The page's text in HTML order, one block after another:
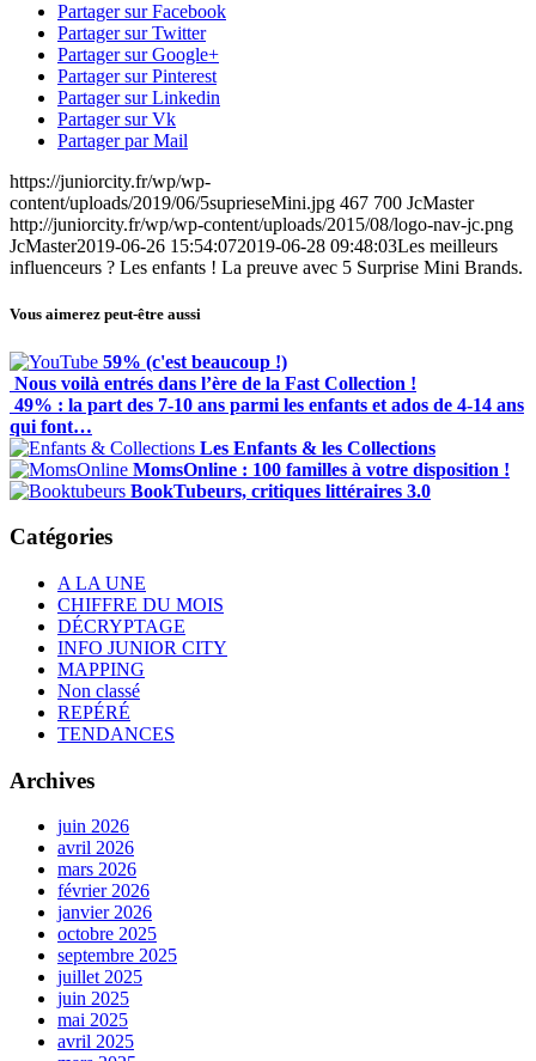
Partager sur Facebook
Partager sur Twitter
Partager sur Google+
Partager sur Pinterest
Partager sur Linkedin
Partager sur Vk
Partager par Mail
https://juniorcity.fr/wp/wp-
content/uploads/2019/06/5suprieseMini.jpg 467 700 JcMaster
http://juniorcity.fr/wp/wp-content/uploads/2015/08/logo-nav-jc.png
JcMaster2019-06-26 15:54:072019-06-28 09:48:03Les meilleurs
influenceurs ? Les enfants ! La preuve avec 5 Surprise Mini Brands.
Vous aimerez peut-être aussi
59% (c'est beaucoup !)
Nous voilà entrés dans l’ère de la Fast Collection !
49% : la part des 7-10 ans parmi les enfants et ados de 4-14 ans
qui font…
Les Enfants & les Collections
MomsOnline : 100 familles à votre disposition !
BookTubeurs, critiques littéraires 3.0
Catégories
A LA UNE
CHIFFRE DU MOIS
DÉCRYPTAGE
INFO JUNIOR CITY
MAPPING
Non classé
REPÉRÉ
TENDANCES
Archives
juin 2026
avril 2026
mars 2026
février 2026
janvier 2026
octobre 2025
septembre 2025
juillet 2025
juin 2025
mai 2025
avril 2025